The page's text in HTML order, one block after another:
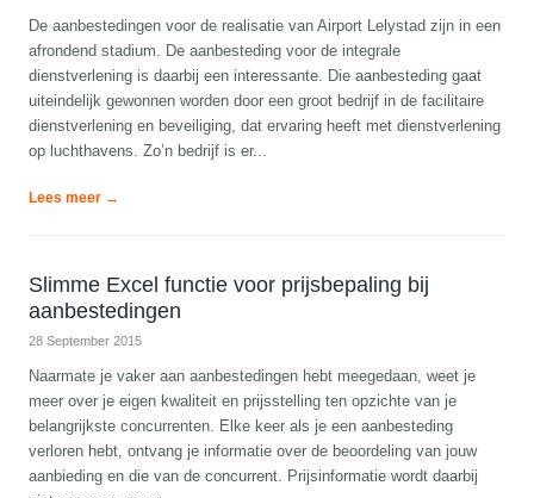
De aanbestedingen voor de realisatie van Airport Lelystad zijn in een
afrondend stadium. De aanbesteding voor de integrale
dienstverlening is daarbij een interessante. Die aanbesteding gaat
uiteindelijk gewonnen worden door een groot bedrijf in de facilitaire
dienstverlening en beveiliging, dat ervaring heeft met dienstverlening
op luchthavens. Zo’n bedrijf is er...
Lees meer →
Slimme Excel functie voor prijsbepaling bij
aanbestedingen
28 September 2015
Naarmate je vaker aan aanbestedingen hebt meegedaan, weet je
meer over je eigen kwaliteit en prijsstelling ten opzichte van je
belangrijkste concurrenten. Elke keer als je een aanbesteding
verloren hebt, ontvang je informatie over de beoordeling van jouw
aanbieding en die van de concurrent. Prijsinformatie wordt daarbij